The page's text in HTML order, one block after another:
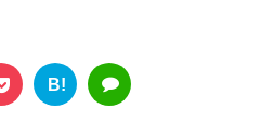
B!